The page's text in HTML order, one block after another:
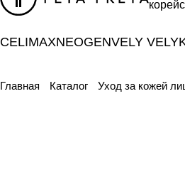
CELIMAXNEOGENVELY VELY
Главная Каталог Уход за кожей